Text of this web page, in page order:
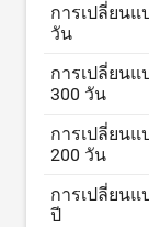
การเปลี่ยนแ
วัน
การเปลี่ยนแ
300 วัน
การเปลี่ยนแ
200 วัน
การเปลี่ยนแ
ปี